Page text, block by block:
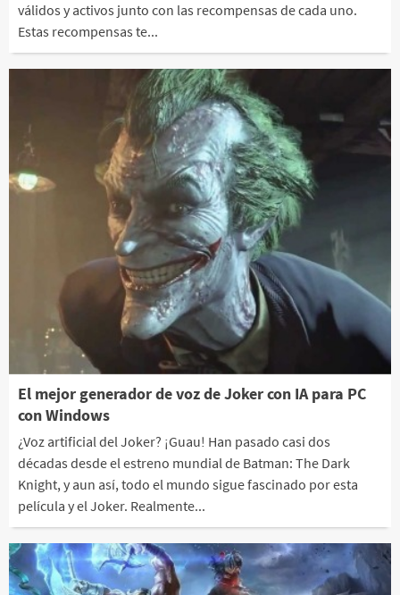
válidos y activos junto con las recompensas de cada uno.
Estas recompensas te...
El mejor generador de voz de Joker con IA para PC
con Windows
¿Voz artificial del Joker? ¡Guau! Han pasado casi dos
décadas desde el estreno mundial de Batman: The Dark
Knight, y aun así, todo el mundo sigue fascinado por esta
película y el Joker. Realmente...